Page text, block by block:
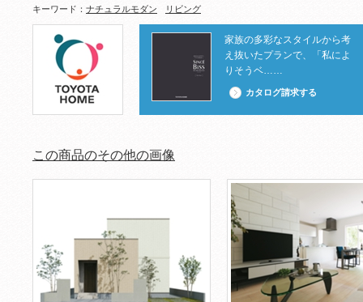
キーワード： ナチュラルモダン リビング
家族の多彩なスタイルから考
え抜いたプランで、「私によ
りそうベ……
カタログ請求する
この商品のその他の画像